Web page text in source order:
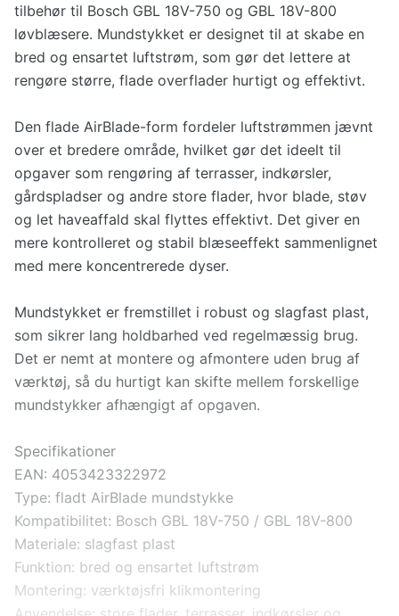
tilbehør til Bosch GBL 18V-750 og GBL 18V-800
løvblæsere. Mundstykket er designet til at skabe en
bred og ensartet luftstrøm, som gør det lettere at
rengøre større, flade overflader hurtigt og effektivt.
Den flade AirBlade-form fordeler luftstrømmen jævnt
over et bredere område, hvilket gør det ideelt til
opgaver som rengøring af terrasser, indkørsler,
gårdspladser og andre store flader, hvor blade, støv
og let haveaffald skal flyttes effektivt. Det giver en
mere kontrolleret og stabil blæseeffekt sammenlignet
med mere koncentrerede dyser.
Mundstykket er fremstillet i robust og slagfast plast,
som sikrer lang holdbarhed ved regelmæssig brug.
Det er nemt at montere og afmontere uden brug af
værktøj, så du hurtigt kan skifte mellem forskellige
mundstykker afhængigt af opgaven.
Specifikationer
EAN: 4053423322972
Type: fladt AirBlade mundstykke
Kompatibilitet: Bosch GBL 18V-750 / GBL 18V-800
Materiale: slagfast plast
Funktion: bred og ensartet luftstrøm
Montering: værktøjsfri klikmontering